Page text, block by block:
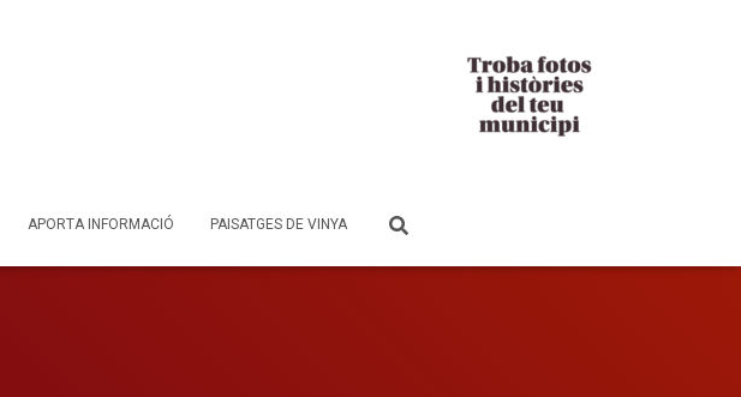
APORTA INFORMACIÓ PAISATGES DE VINYA